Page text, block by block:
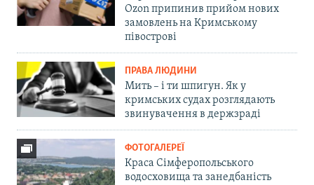
Ozon припинив прийом нових
замовлень на Кримському
півострові
ПРАВА ЛЮДИНИ
Мить – і ти шпигун. Як у
кримських судах розглядають
звинувачення в держзраді
ФОТОГАЛЕРЕЇ
Краса Сімферопольського
водосховища та занедбаність